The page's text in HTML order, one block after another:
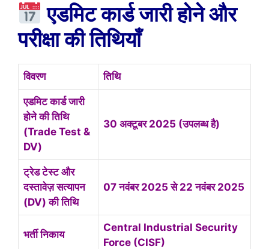
एडमिट कार्ड जारी होने और
परीक्षा की तिथियाँ
विवरण तिथि
एडमिट कार्ड जारी
होने की तिथि
(Trade Test &
DV)
30 अक्टूबर 2025 (उपलब्ध है)
ट्रेड टेस्ट और
दस्तावेज़ सत्यापन
(DV) की तिथि
07 नवंबर 2025 से 22 नवंबर 2025
भर्ती निकाय
Central Industrial Security
Force (CISF)